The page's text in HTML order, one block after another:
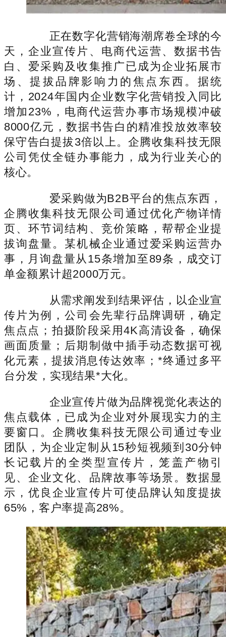
正在数字化营销海潮席卷全球的今
天，企业宣传片、电商代运营、数据书告
白、爱采购及收集推广已成为企业拓展市
场、提拔品牌影响力的焦点东西。据统
计，2024年国内企业数字化营销投入同比
增加23%，电商代运营办事市场规模冲破
8000亿元，数据书告白的精准投放效率较
保守告白提拔3倍以上。企腾收集科技无限
公司凭仗全链办事能力，成为行业关心的
核心。
爱采购做为B2B平台的焦点东西，
企腾收集科技无限公司通过优化产物详情
页、环节词结构、竞价策略，帮帮企业提
拔询盘量。某机械企业通过爱采购运营办
事，月询盘量从15条增加至89条，成交订
单金额累计超2000万元。
从需求阐发到结果评估，以企业宣
传片为例，公司会先辈行品牌调研，确定
焦点点；拍摄阶段采用4K高清设备，确保
画面质量；后期制做中插手动态数据可视
化元素，提拔消息传达效率；*终通过多平
台分发，实现结果*大化。
企业宣传片做为品牌视觉化表达的
焦点载体，已成为企业对外展现实力的主
要窗口。企腾收集科技无限公司通过专业
团队，为企业定制从15秒短视频到30分钟
长记载片的全类型宣传片，笼盖产物引
见、企业文化、品牌故事等场景。数据显
示，优良企业宣传片可使品牌认知度提拔
65%，客户率提高28%。